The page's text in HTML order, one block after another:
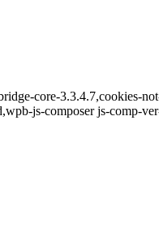
core-3.3.4.7,cookies-
js-composer js-comp-